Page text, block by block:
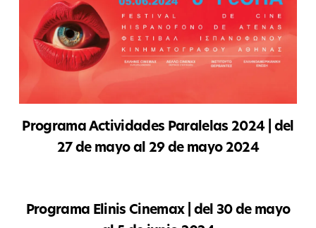
Programa Actividades Paralelas 2024 | del
27 de mayo al 29 de mayo 2024
Programa Elinis Cinemax | del 30 de mayo